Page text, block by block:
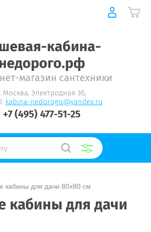
кабина-
магазин сантехники
Москва, Электродная 3б,
kabina-nedorogo@yandex.ru
+7 (495) 477-51-25
кабины для дачи 80х80 см
кабины для дачи